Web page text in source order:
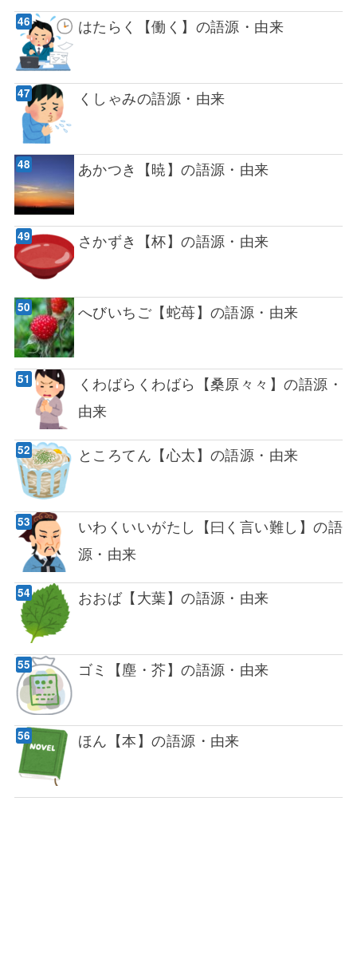
はたらく【働く】の語源・由来
くしゃみの語源・由来
あかつき【暁】の語源・由来
さかずき【杯】の語源・由来
へびいちご【蛇苺】の語源・由来
くわばらくわばら【桑原々々】の語源・
由来
ところてん【心太】の語源・由来
いわくいいがたし【曰く言い難し】の語
源・由来
おおば【大葉】の語源・由来
ゴミ【塵・芥】の語源・由来
ほん【本】の語源・由来